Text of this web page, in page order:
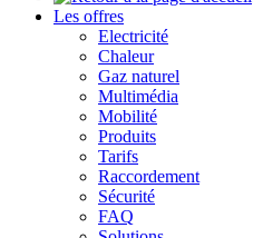
Les offres
Electricité
Chaleur
Gaz naturel
Multimédia
Mobilité
Produits
Tarifs
Raccordement
Sécurité
FAQ